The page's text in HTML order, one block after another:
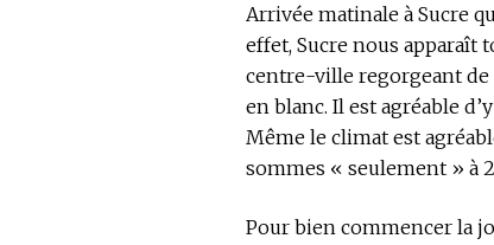
Arrivée matinale à Sucre
effet, Sucre nous apparaît
centre-ville regorgeant de
en blanc. Il est agréable
Même le climat est
sommes « seulement » à
Pour bien commencer la